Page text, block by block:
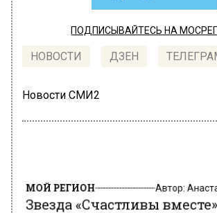
ПОДПИСЫВАЙТЕСЬ НА
НОВОСТИ ДЗЕН
Новости СМИ2
Звезда «Счастливы
подала в суд на